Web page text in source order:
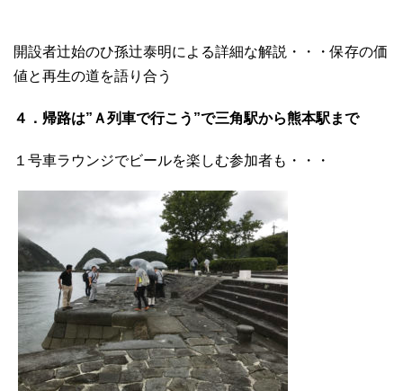
開設者辻始のひ孫辻泰明による詳細な解説・・・保存の価
値と再生の道を語り合う
４．帰路は”Ａ列車で行こう”で三角駅から熊本駅まで
１号車ラウンジでビールを楽しむ参加者も・・・